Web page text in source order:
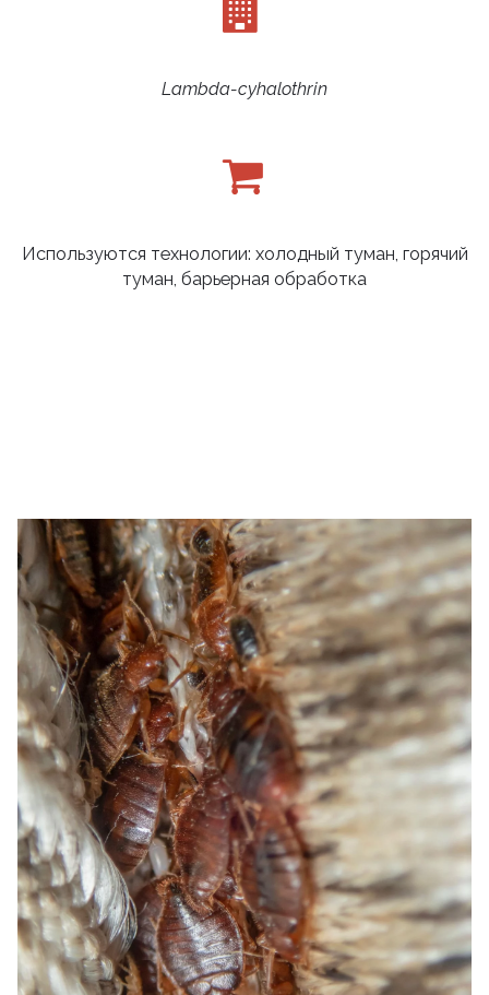
Lambda-cyhalothrin
Используются технологии: холодный туман, горячий
туман, барьерная обработка